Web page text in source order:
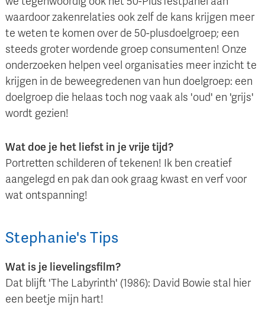
waardoor zakenrelaties ook zelf de kans krijgen meer
te weten te komen over de 50-plusdoelgroep; een
steeds groter wordende groep consumenten! Onze
onderzoeken helpen veel organisaties meer inzicht te
krijgen in de beweegredenen van hun doelgroep: een
doelgroep die helaas toch nog vaak als 'oud' en 'grijs'
wordt gezien!
Wat doe je het liefst in je vrije tijd?
Portretten schilderen of tekenen! Ik ben creatief
aangelegd en pak dan ook graag kwast en verf voor
wat ontspanning!
Stephanie'sTips
Wat is je lievelingsfilm?
Dat blijft 'The Labyrinth' (1986): David Bowie stal hier
een beetje mijn hart!